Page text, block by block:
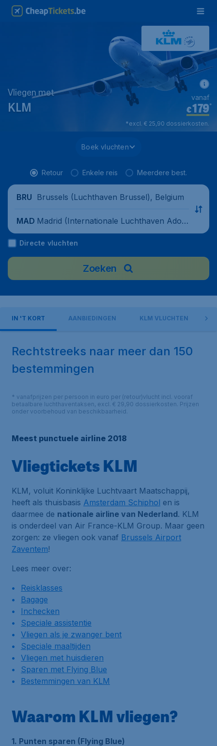
Vliegen met
KLM €179*
vanaf
*excl. € 25,90 dossierkosten.
Boek vluchten
Retour Enkele reis Meerdere best.
BRU Brussels (Luchthaven Brussel), Belgium
MAD Madrid (Internationale Luchthaven Adolf
o Suárez Madrid-Barajas), Spain
Directe vluchten
Zoeken
IN 'T KORT AANBIEDINGEN KLM VLUCHTEN
Rechtstreeks naar meer dan 150
bestemmingen
* vanafprijzen per persoon in euro per (retour)vlucht incl. vooraf
betaalbare luchthaventaksen, excl. € 29,90 dossierkosten. Prijzen
onder voorbehoud van beschikbaarheid.
Meest punctuele airline 2018
Vliegtickets KLM
KLM, voluit Koninklijke Luchtvaart Maatschappij,
heeft als thuisbasis Amsterdam Schiphol en is
daarmee de nationale airline van Nederland. KLM
is onderdeel van Air France-KLM Group. Maar geen
zorgen: ze vliegen ook vanaf Brussels Airport
Zaventem!
Lees meer over:
Reisklasses
Bagage
Inchecken
Speciale assistentie
Vliegen als je zwanger bent
Speciale maaltijden
Vliegen met huisdieren
Sparen met Flying Blue
Bestemmingen van KLM
Waarom KLM vliegen?
1. Punten sparen (Flying Blue)